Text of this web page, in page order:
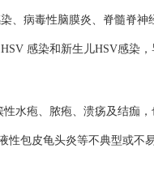
、病毒性脑膜炎、脊髓脊
感染和新生儿HSV感染
水疱、脓疱、溃疡及结痂
性包皮龟头炎等不典型或不